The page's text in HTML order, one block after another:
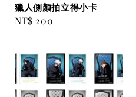
獵人側顏拍立得小卡
Regular
NT$ 200